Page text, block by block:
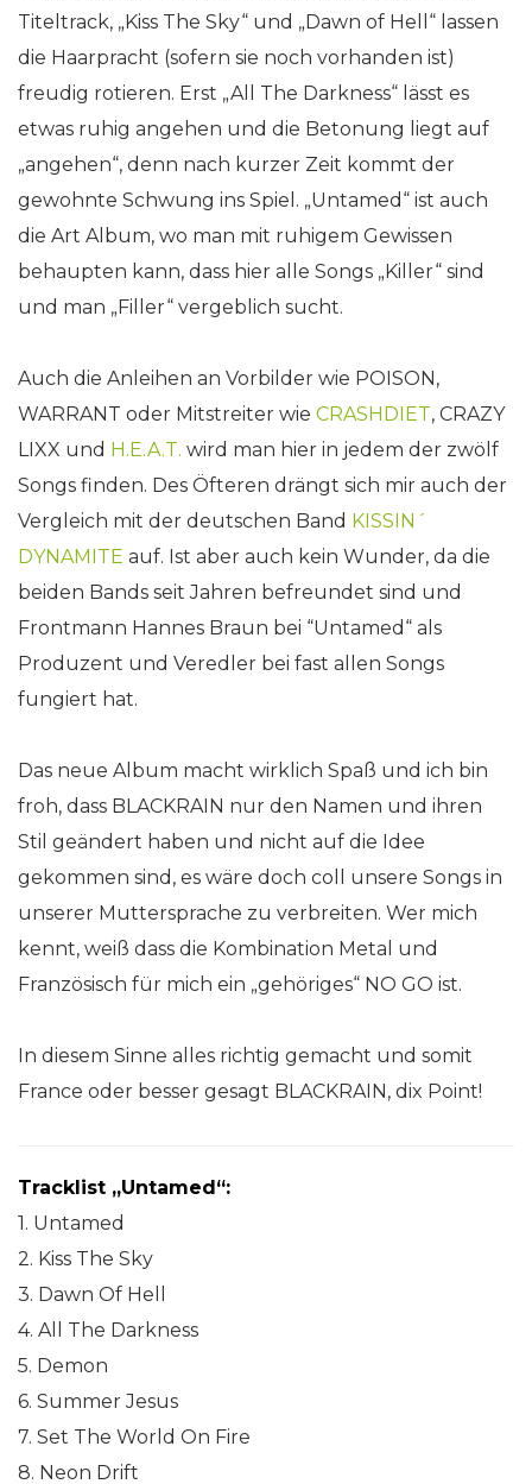
Titeltrack, „Kiss The Sky“ und „Dawn of Hell“ lassen
die Haarpracht (sofern sie noch vorhanden ist)
freudig rotieren. Erst „All The Darkness“ lässt es
etwas ruhig angehen und die Betonung liegt auf
„angehen“, denn nach kurzer Zeit kommt der
gewohnte Schwung ins Spiel. „Untamed“ ist auch
die Art Album, wo man mit ruhigem Gewissen
behaupten kann, dass hier alle Songs „Killer“ sind
und man „Filler“ vergeblich sucht.
Auch die Anleihen an Vorbilder wie POISON,
WARRANT oder Mitstreiter wie CRASHDIET, CRAZY
LIXX und H.E.A.T. wird man hier in jedem der zwölf
Songs finden. Des Öfteren drängt sich mir auch der
Vergleich mit der deutschen Band KISSIN´
DYNAMITE auf. Ist aber auch kein Wunder, da die
beiden Bands seit Jahren befreundet sind und
Frontmann Hannes Braun bei “Untamed“ als
Produzent und Veredler bei fast allen Songs
fungiert hat.
Das neue Album macht wirklich Spaß und ich bin
froh, dass BLACKRAIN nur den Namen und ihren
Stil geändert haben und nicht auf die Idee
gekommen sind, es wäre doch coll unsere Songs in
unserer Muttersprache zu verbreiten. Wer mich
kennt, weiß dass die Kombination Metal und
Französisch für mich ein „gehöriges“ NO GO ist.
In diesem Sinne alles richtig gemacht und somit
France oder besser gesagt BLACKRAIN, dix Point!
Tracklist „Untamed“:
1. Untamed
2. Kiss The Sky
3. Dawn Of Hell
4. All The Darkness
5. Demon
6. Summer Jesus
7. Set The World On Fire
8. Neon Drift